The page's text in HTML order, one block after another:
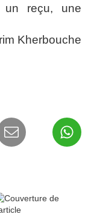
un reçu, une
Kherbouche